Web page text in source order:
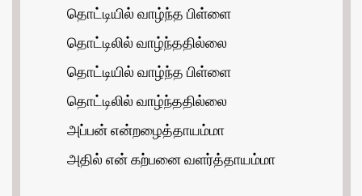
தொட்டியில் வாழ்ந்த பிள்ளை
தொட்டிலில் வாழ்ந்ததில்லை
தொட்டியில் வாழ்ந்த பிள்ளை
தொட்டிலில் வாழ்ந்ததில்லை
அப்பன் என்றழைத்தாயம்மா
அதில் என் கற்பனை வளர்த்தாயம்மா